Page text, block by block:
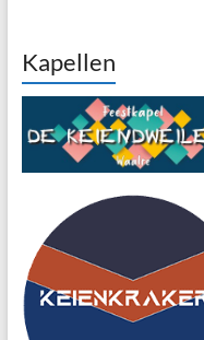
Kapellen